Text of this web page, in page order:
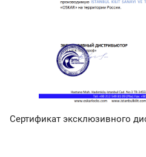
Сертификат эксклюзивного